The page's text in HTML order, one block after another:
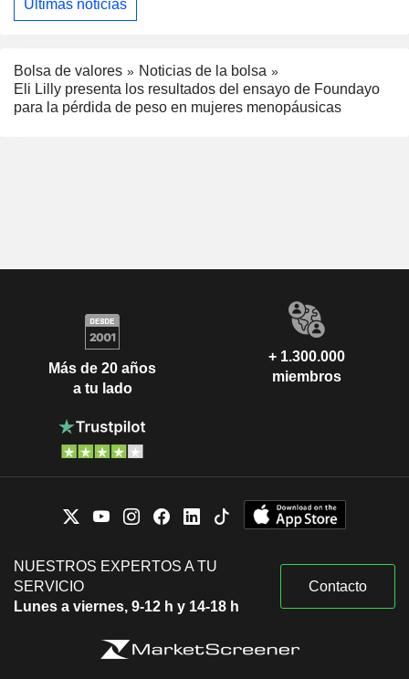
Últimas noticias
Bolsa de valores
Noticias de la bolsa
Eli Lilly presenta los resultados del ensayo de Foundayo
para la pérdida de peso en mujeres menopáusicas
Más de 20 años
a tu lado
+ 1.300.000
miembros
NUESTROS EXPERTOS A TU
SERVICIO
Lunes a viernes, 9-12 h y 14-18 h
Contacto